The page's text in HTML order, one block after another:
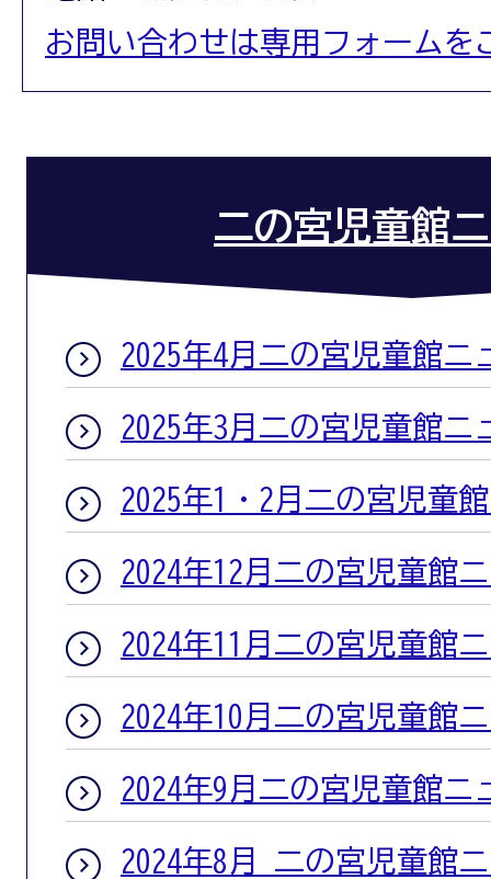
お問い合わせは専用フォームを
二の宮児童館
2025年4月二の宮児童館ニ
2025年3月二の宮児童館ニ
2025年1・2月二の宮児童
2024年12月二の宮児童館
2024年11月二の宮児童館
2024年10月二の宮児童館
2024年9月二の宮児童館ニ
2024年8月 二の宮児童館